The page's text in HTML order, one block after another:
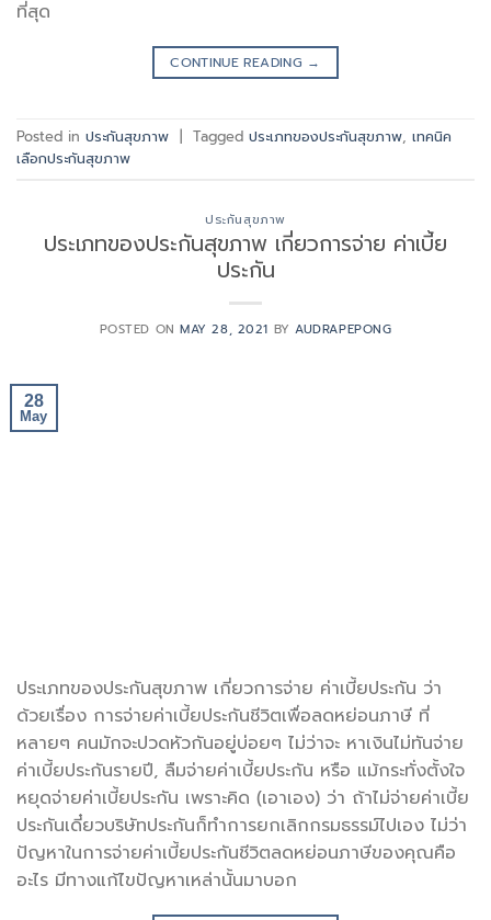
ที่สุด
CONTINUE READING →
Posted in ประกันสุขภาพ | Tagged ประเภทของประกันสุขภาพ, เทคนิค
เลือกประกันสุขภาพ
ประกันสุขภาพ
ประเภทของประกันสุขภาพ เกี่ยวการจ่าย ค่าเบี้ย
ประกัน
POSTED ONMAY 28, 2021 BYAUDRAPEPONG
28
May
ประเภทของประกันสุขภาพ เกี่ยวการจ่าย ค่าเบี้ยประกัน ว่า
ด้วยเรื่อง การจ่ายค่าเบี้ยประกันชีวิตเพื่อลดหย่อนภาษี ที่
หลายๆ คนมักจะปวดหัวกันอยู่บ่อยๆ ไม่ว่าจะ หาเงินไม่ทันจ่าย
ค่าเบี้ยประกันรายปี, ลืมจ่ายค่าเบี้ยประกัน หรือ แม้กระทั่งตั้งใจ
หยุดจ่ายค่าเบี้ยประกัน เพราะคิด (เอาเอง) ว่า ถ้าไม่จ่ายค่าเบี้ย
ประกันเดี๋ยวบริษัทประกันก็ทำการยกเลิกกรมธรรม์ไปเอง ไม่ว่า
ปัญหาในการจ่ายค่าเบี้ยประกันชีวิตลดหย่อนภาษีของคุณคือ
อะไร มีทางแก้ไขปัญหาเหล่านั้นมาบอก